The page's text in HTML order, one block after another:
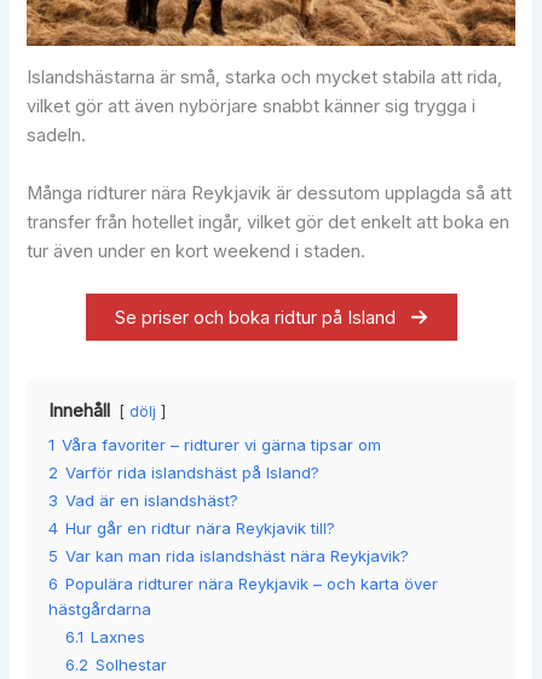
Islandshästarna är små, starka och mycket stabila att rida,
vilket gör att även nybörjare snabbt känner sig trygga i
sadeln.
Många ridturer nära Reykjavik är dessutom upplagda så att
transfer från hotellet ingår, vilket gör det enkelt att boka en
tur även under en kort weekend i staden.
Se priser och boka ridtur på Island
Innehåll dölj
1 Våra favoriter – ridturer vi gärna tipsar om
2 Varför rida islandshäst på Island?
3 Vad är en islandshäst?
4 Hur går en ridtur nära Reykjavik till?
5 Var kan man rida islandshäst nära Reykjavik?
6 Populära ridturer nära Reykjavik – och karta över
hästgårdarna
6.1 Laxnes
6.2 Solhestar